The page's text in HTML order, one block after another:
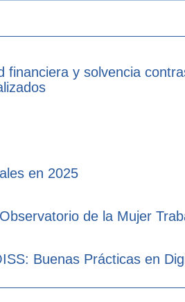
financiera y solvencia
en 2025
de la Mujer
Buenas Prácticas en